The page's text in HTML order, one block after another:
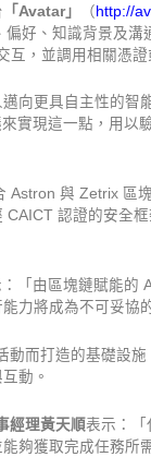
「Avatar」 （http://
好、知識背景及
，並調用相關憑證
向更具自主性的
實現這一點，用
與 Zetrix 區
認證的安全
「由區塊鏈賦能的
力將成為不可妥協
而打造的基礎設
動。
經理黃天順表示：
夠獲取完成任務所